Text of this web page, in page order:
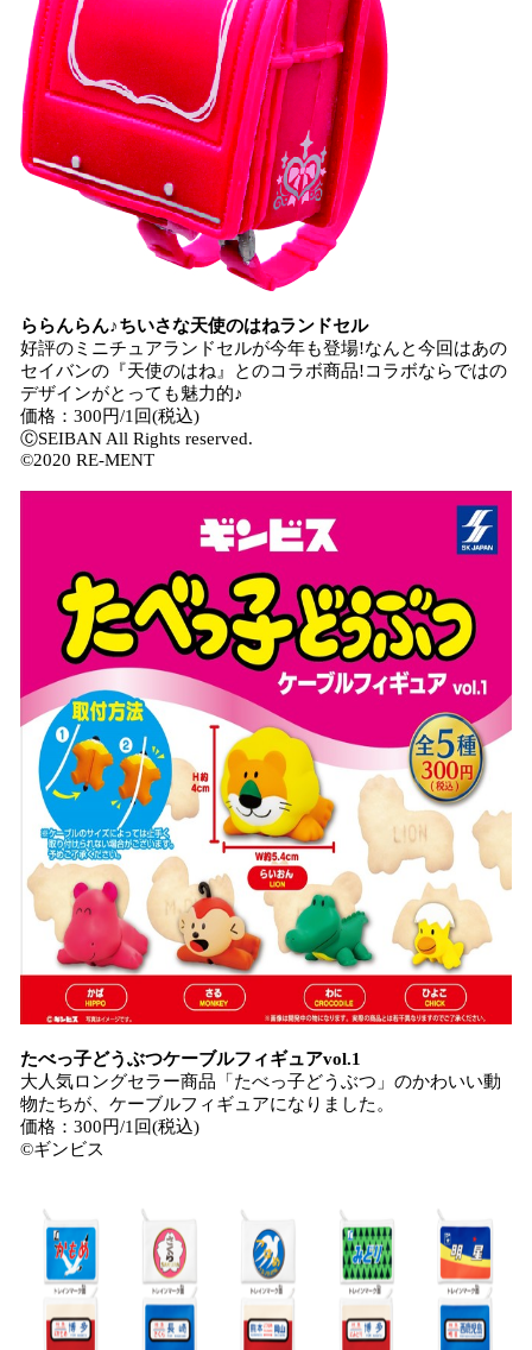
ららんらん♪ちいさな天使のはねランドセル
好評のミニチュアランドセルが今年も登場!なんと今回はあの
セイバンの『天使のはね』とのコラボ商品!コラボならではの
デザインがとっても魅力的♪
価格：300円/1回(税込)
ⒸSEIBAN All Rights reserved.
©2020 RE-MENT
たべっ子どうぶつケーブルフィギュアvol.1
大人気ロングセラー商品「たべっ子どうぶつ」のかわいい動
物たちが、ケーブルフィギュアになりました。
価格：300円/1回(税込)
©ギンビス